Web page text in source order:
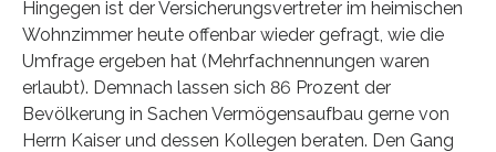
Hingegen ist der Versicherungsvertreter im heimischen
Wohnzimmer heute offenbar wieder gefragt, wie die
Umfrage ergeben hat (Mehrfachnennungen waren
erlaubt). Demnach lassen sich 86 Prozent der
Bevölkerung in Sachen Vermögensaufbau gerne von
Herrn Kaiser und dessen Kollegen beraten. Den Gang